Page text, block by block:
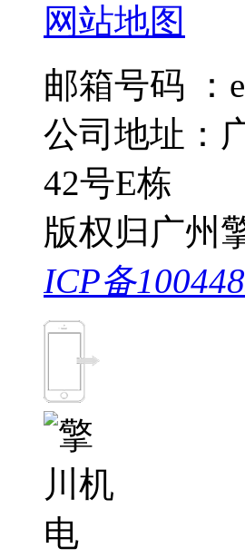
网站地图
邮箱号码 ：
公司地址：
42号E栋
版权归广州
ICP备